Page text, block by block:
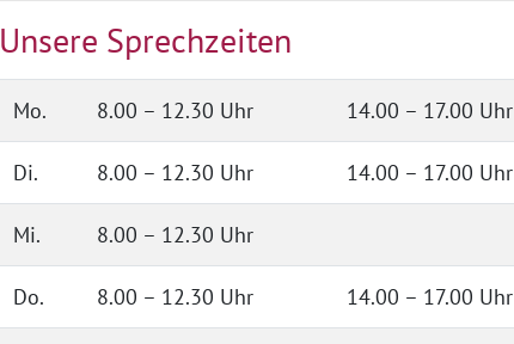
Unsere Sprechzeiten
Mo. 8.00 – 12.30 Uhr 14.00 – 17.00 Uhr
Di. 8.00 – 12.30 Uhr 14.00 – 17.00 Uhr
Mi. 8.00 – 12.30 Uhr
Do. 8.00 – 12.30 Uhr 14.00 – 17.00 Uhr